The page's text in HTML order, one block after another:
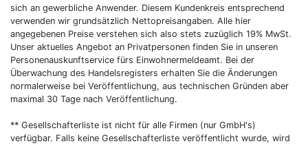
sich an gewerbliche Anwender. Diesem Kundenkreis entsprechend
verwenden wir grundsätzlich Nettopreisangaben. Alle hier
angegebenen Preise verstehen sich also stets zuzüglich 19% MwSt.
Unser aktuelles Angebot an Privatpersonen finden Sie in unseren
Personenauskunftservice fürs Einwohnermeldeamt. Bei der
Überwachung des Handelsregisters erhalten Sie die Änderungen
normalerweise bei Veröffentlichung, aus technischen Gründen aber
maximal 30 Tage nach Veröffentlichung.
** Gesellschafterliste ist nicht für alle Firmen (nur GmbH's)
verfügbar. Falls keine Gesellschafterliste veröffentlicht wurde, wird